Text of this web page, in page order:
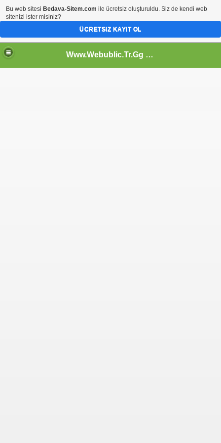
Www.Webublic.Tr.Gg - Web Cumhuriyeti
Bu web sitesi Bedava-Sitem.com ile ücretsiz oluşturuldu. Siz de kendi web
sitenizi ister misiniz?
ÜCRETSIZ KAYIT OL